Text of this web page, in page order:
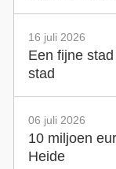
16 juli 2026
Een fijne
stad
06 juli 2026
10 miljoen
Heide